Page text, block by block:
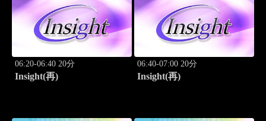
06:20-06:40 20分
Insight(再)
06:40-07:00 20分
Insight(再)